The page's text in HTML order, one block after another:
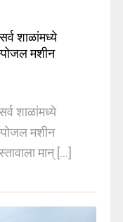
शाळांमध्ये
मशीन
शाळांमध्ये
मशीन
मान् [...]